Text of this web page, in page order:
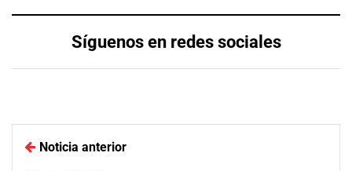
Síguenos en redes sociales
Noticia anterior